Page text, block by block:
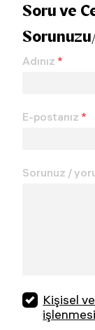
Soru ve
Adınız *
E-postanız *
Sorunuz /
Kişisel